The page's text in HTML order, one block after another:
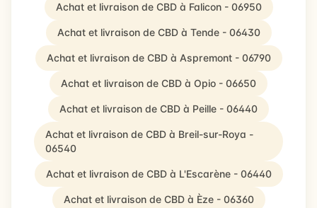
Achat et livraison de CBD à Falicon - 06950
Achat et livraison de CBD à Tende - 06430
Achat et livraison de CBD à Aspremont - 06790
Achat et livraison de CBD à Opio - 06650
Achat et livraison de CBD à Peille - 06440
Achat et livraison de CBD à Breil-sur-Roya -
06540
Achat et livraison de CBD à L'Escarène - 06440
Achat et livraison de CBD à Èze - 06360